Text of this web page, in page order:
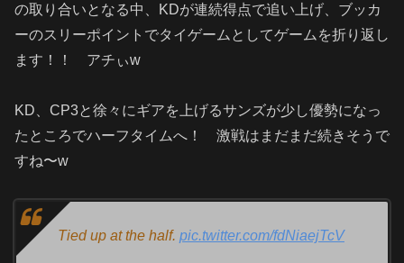
の取り合いとなる中、
KDが連続得点で追い上げ、ブッカ
ーのスリーポイントでタイゲームとしてゲームを折り返し
ます！！ アチぃw
KD CP3と徐々にギアを上げるサンズが少し優勢になっ
たところでハーフタイムへ！ 激戦はまだまだ続きそうで
すね〜w
Tied up at the half. pic.twitter.com/fdNiaejTcV